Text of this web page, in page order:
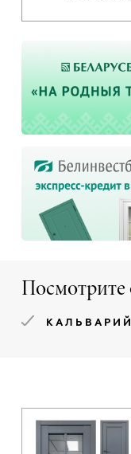
Посмотрите